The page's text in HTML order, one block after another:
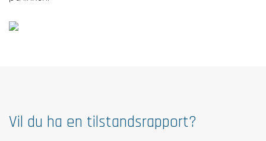
Vil du ha en tilstandsrapport?